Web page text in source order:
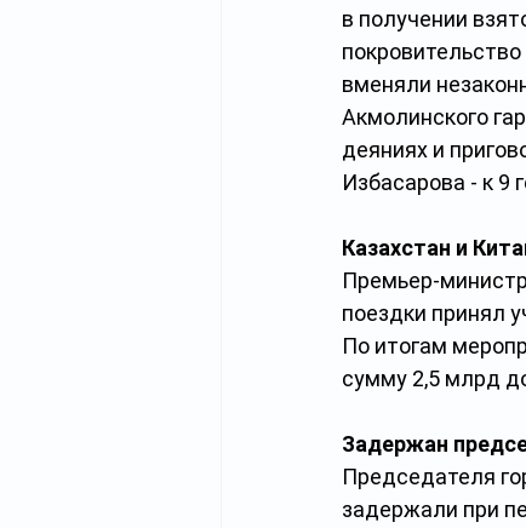
в получении
вменяли
Акмолинского
деяниях и
Избасарова - к 9
Казахстан и
Премьер-министр
поездки принял
По итогам
сумму 2,5 млрд
Задержан
Председателя
задержали при